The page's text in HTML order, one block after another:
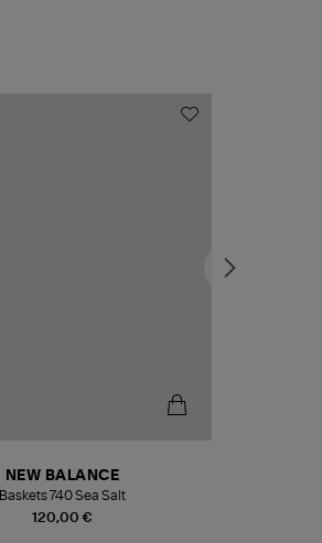
120,00 €
NEW BALANCE
Baskets 740 Sea Salt